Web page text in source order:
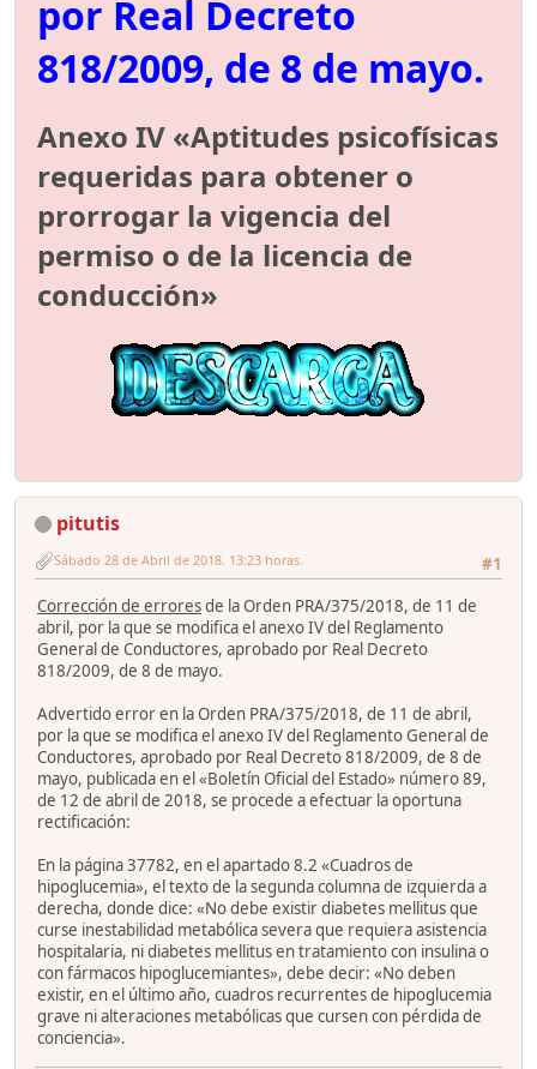
por Real Decreto
818/2009, de 8 de mayo.
Anexo IV «Aptitudes psicofísicas
requeridas para obtener o
prorrogar la vigencia del
permiso o de la licencia de
conducción»
pitutis
#1
Sábado 28 de Abril de 2018. 13:23 horas.
Corrección de erroresde la Orden PRA/375/2018, de 11 de
abril, por la que se modifica el anexo IV del Reglamento
General de Conductores, aprobado por Real Decreto
818/2009, de 8 de mayo.
Advertido error en la Orden PRA/375/2018, de 11 de abril,
por la que se modifica el anexo IV del Reglamento General de
Conductores, aprobado por Real Decreto 818/2009, de 8 de
mayo, publicada en el «Boletín Oficial del Estado» número 89,
de 12 de abril de 2018, se procede a efectuar la oportuna
rectificación:
En la página 37782, en el apartado 8.2 «Cuadros de
hipoglucemia», el texto de la segunda columna de izquierda a
derecha, donde dice: «No debe existir diabetes mellitus que
curse inestabilidad metabólica severa que requiera asistencia
hospitalaria, ni diabetes mellitus en tratamiento con insulina o
con fármacos hipoglucemiantes», debe decir: «No deben
existir, en el último año, cuadros recurrentes de hipoglucemia
grave ni alteraciones metabólicas que cursen con pérdida de
conciencia».